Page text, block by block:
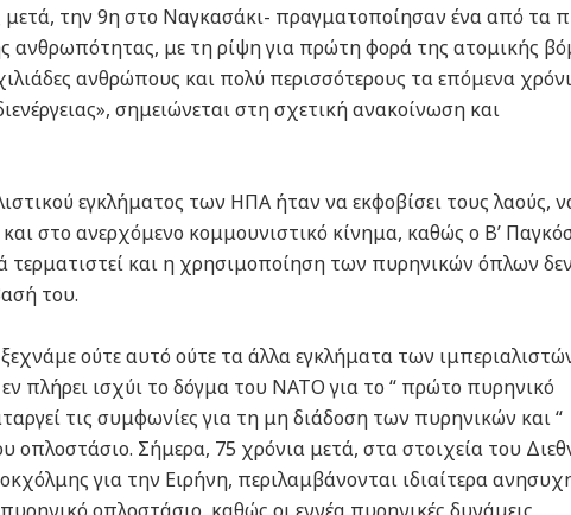
μετά, την 9η στο Ναγκασάκι- πραγματοποίησαν ένα από τα
ανθρωπότητας, με τη ρίψη για πρώτη φορά της ατομικής
ανθρώπους και πολύ περισσότερους τα επόμενα
σημειώνεται στη σχετική ανακοίνωση και
εγκλήματος των ΗΠΑ ήταν να εκφοβίσει τους λαούς,
στο ανερχόμενο κομμουνιστικό κίνημα, καθώς ο Β’
τερματιστεί και η χρησιμοποίηση των πυρηνικών όπλων
του.
ούτε αυτό ούτε τα άλλα εγκλήματα των
πλήρει ισχύι το δόγμα του ΝΑΤΟ για το “ πρώτο πυρηνικό
τις συμφωνίες για τη μη διάδοση των πυρηνικών και “
οπλοστάσιο. Σήμερα, 75 χρόνια μετά, στα στοιχεία του
για την Ειρήνη, περιλαμβάνονται ιδιαίτερα